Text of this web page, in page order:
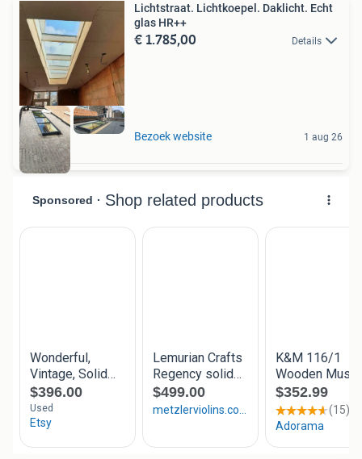
Lichtstraat. Lichtkoepel. Daklicht. Echt
glas HR++
€ 1.785,00 Details
Bezoek website 1 aug 26